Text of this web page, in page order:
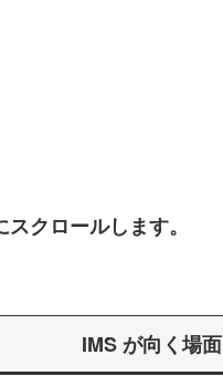
クロールします。
IMS が向く場面